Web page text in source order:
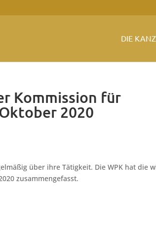
DIE
Kommission für
2020
über ihre Tätigkeit. Die WPK hat die
zusammengefasst.